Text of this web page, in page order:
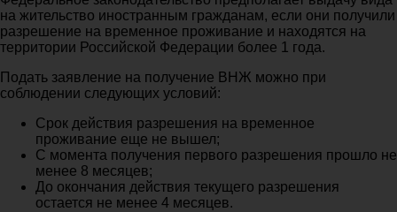
на жительство иностранным гражданам, если они получили
разрешение на временное проживание и находятся на
территории Российской Федерации более 1 года.
Подать заявление на получение ВНЖ можно при
соблюдении следующих условий:
Срок действия разрешения на временное
проживание еще не вышел;
С момента получения первого разрешения прошло не
менее 8 месяцев;
До окончания действия текущего разрешения
остается не менее 4 месяцев.